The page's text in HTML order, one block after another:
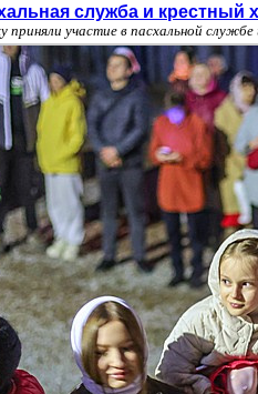
служба и крестный
участие в пасхальной